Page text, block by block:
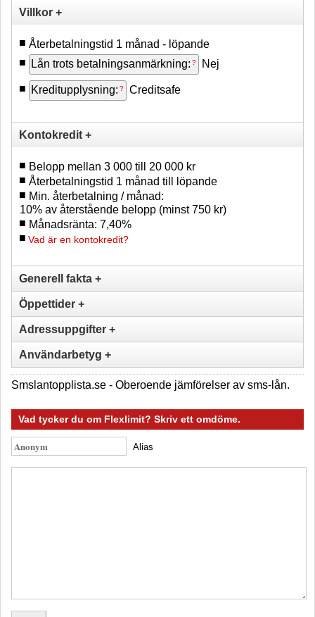
Villkor +
Återbetalningstid 1 månad - löpande
Lån trots betalningsanmärkning:
Nej
Kreditupplysning: Creditsafe
Kontokredit +
Belopp mellan 3 000 till 20 000 kr
Återbetalningstid 1 månad till löpande
Min. återbetalning / månad:
10% av återstående belopp (minst 750 kr)
Månadsränta: 7,40%
Vad är en kontokredit?
Generell fakta +
Öppettider +
Adressuppgifter +
Användarbetyg +
Smslantopplista.se - Oberoende jämförelser av sms-lån.
Vad tycker du om Flexlimit? Skriv ett omdöme.
Alias